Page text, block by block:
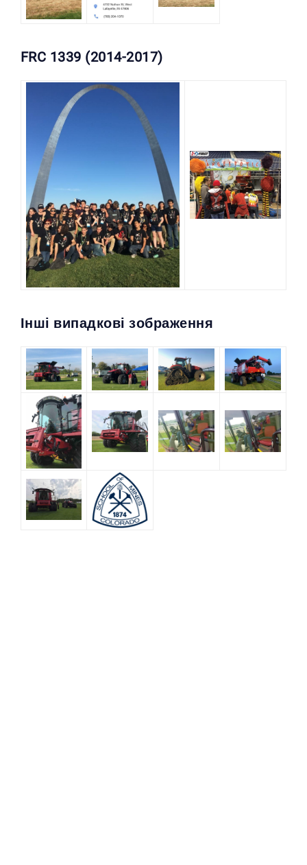
FRC 1339 (2014-2017)
Інші випадкові зображення